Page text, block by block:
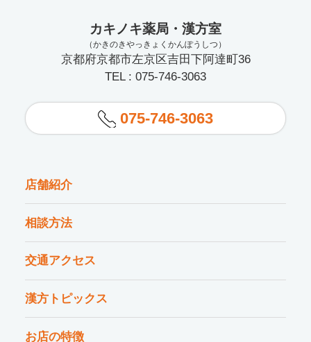
カキノキ薬局・漢方室
（かきのきやっきょくかんぽうしつ）
京都府京都市左京区吉田下阿達町36
TEL : 075-746-3063
075-746-3063
店舗紹介
相談方法
交通アクセス
漢方トピックス
お店の特徴